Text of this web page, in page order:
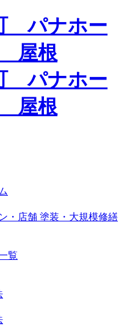
・店舗 塗装・大規模修繕
覧